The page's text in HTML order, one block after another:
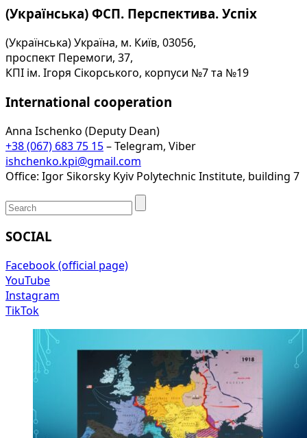
(Українська) ФСП. Перспектива. Успіх
(Українська) Україна, м. Київ, 03056,
проспект Перемоги, 37,
КПІ ім. Ігоря Сікорського, корпуси №7 та №19
International cooperation
Anna Ischenko (Deputy Dean)
+38 (067) 683 75 15– Telegram, Viber
ishchenko.kpi@gmail.com
Office: Igor Sikorsky Kyiv Polytechnic Institute, building 7
SOCIAL
Facebook (official page)
YouTube
Instagram
TikTok